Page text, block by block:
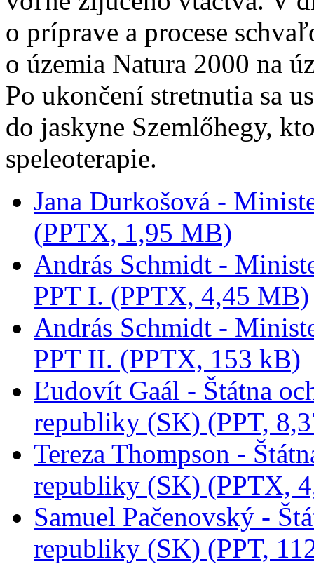
o príprave a procese
o územia Natura 2000 na
Po ukončení stretnutia sa
do jaskyne Szemlőhegy,
speleoterapie.
Jana Durkošová -
(PPTX, 1,95 MB)
András Schmidt -
PPT I. (PPTX, 4,45 MB)
András Schmidt -
PPT II. (PPTX, 153 kB)
Ľudovít Gaál - Štátna
republiky (SK) (PPT,
Tereza Thompson -
republiky (SK) (PPTX,
Samuel Pačenovský -
republiky (SK) (PPT,